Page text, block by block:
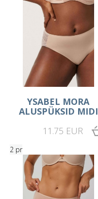
YSABEL MORA
ALUSPÜKSID MIDI
11.75 EUR
2 pr